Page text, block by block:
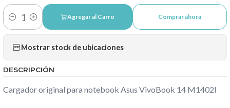
Cantidad
Agregar al Carro Comprar ahora
Mostrar stock de ubicaciones
DESCRIPCIÓN
Cargador original para notebook Asus VivoBook 14 M1402I